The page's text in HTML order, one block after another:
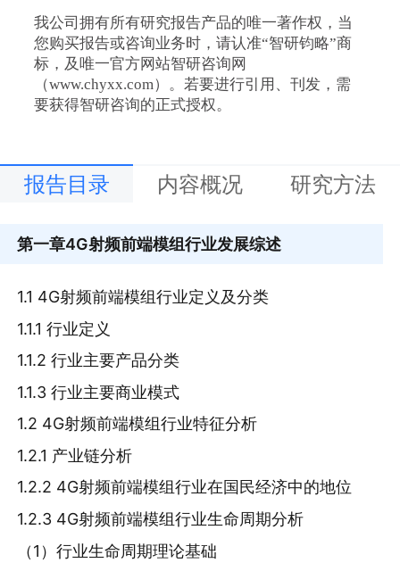
我公司拥有所有研究报告产品的唯一著作权，当
您购买报告或咨询业务时，请认准“智研钧略”商
标，及唯一官方网站智研咨询网
（www.chyxx.com）。若要进行引用、刊发，需
要获得智研咨询的正式授权。
报告目录 内容概况 研究方法
第一章4G射频前端模组行业发展综述
1.1 4G射频前端模组行业定义及分类
1.1.1 行业定义
1.1.2 行业主要产品分类
1.1.3 行业主要商业模式
1.2 4G射频前端模组行业特征分析
1.2.1 产业链分析
1.2.2 4G射频前端模组行业在国民经济中的地位
1.2.3 4G射频前端模组行业生命周期分析
（1）行业生命周期理论基础